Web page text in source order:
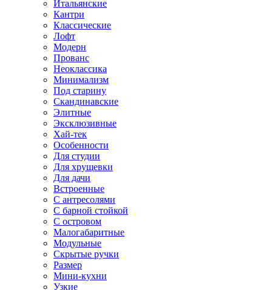
Итальянские
Кантри
Классические
Лофт
Модерн
Прованс
Неоклассика
Минимализм
Под старину
Скандинавские
Элитные
Эксклюзивные
Хай-тек
Особенности
Для студии
Для хрущевки
Для дачи
Встроенные
С антресолями
С барной стойкой
С островом
Малогабаритные
Модульные
Скрытые ручки
Размер
Мини-кухни
Узкие